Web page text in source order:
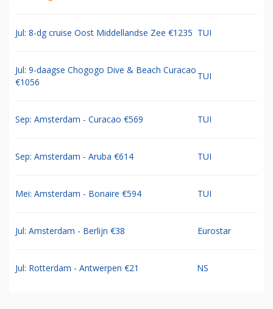
Jul: 8-dg cruise Oost Middellandse Zee €1235 TUI
Jul: 9-daagse Chogogo Dive & Beach Curacao
€1056
TUI
Sep: Amsterdam - Curacao €569 TUI
Sep: Amsterdam - Aruba €614 TUI
Mei: Amsterdam - Bonaire €594 TUI
Jul: Amsterdam - Berlijn €38 Eurostar
Jul: Rotterdam - Antwerpen €21 NS